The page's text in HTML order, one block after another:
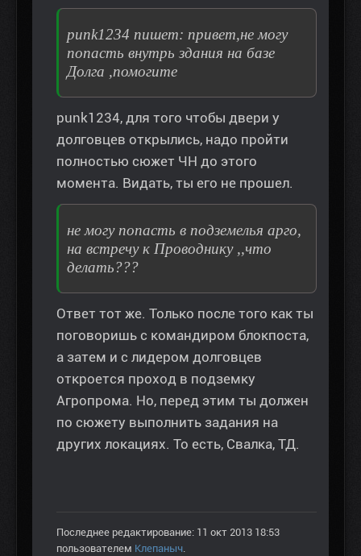
punk1234 пишет: привет,не могу
попасть внутрь здания на базе
Долга ,помогите
punk1234, для того чтобы двери у
долговцев открылись, надо пройти
полностью сюжет ЧН до этого
момента. Видать, ты его не прошел.
не могу попасть в подземелья арго,
на встречу к Проводнику ,,что
делать???
Ответ тот же. Только после того как ты
поговоришь с командиром блокпоста,
а затем и с лидером долговцев
откроется проход в подземку
Агропрома. Но, перед этим ты должен
по сюжету выполнить задания на
других локациях. То есть, Свалка, ТД.
Последнее редактирование: 11 окт 2013 18:53
пользователем Клепаныч.